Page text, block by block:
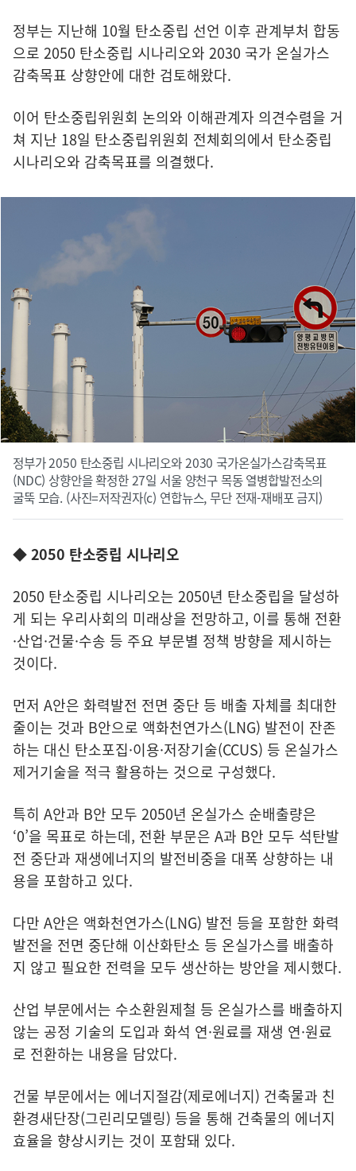
정부는 지난해 10월 탄소중립 선언 이후 관계부처 합동
으로 2050 탄소중립 시나리오와 2030 국가 온실가스
감축목표 상향안에 대한 검토해왔다.
이어 탄소중립위원회 논의와 이해관계자 의견수렴을 거
쳐 지난 18일 탄소중립위원회 전체회의에서 탄소중립
시나리오와 감축목표를 의결했다.
정부가 2050 탄소중립 시나리오와 2030 국가온실가스감축목표
(NDC) 상향안을 확정한 27일 서울 양천구 목동 열병합발전소의
굴뚝 모습. (사진=저작권자(c) 연합뉴스, 무단 전재-재배포 금지)
◆ 2050 탄소중립 시나리오
2050 탄소중립 시나리오는 2050년 탄소중립을 달성하
게 되는 우리사회의 미래상을 전망하고, 이를 통해 전환
·산업·건물·수송 등 주요 부문별 정책 방향을 제시하는
것이다.
먼저 A안은 화력발전 전면 중단 등 배출 자체를 최대한
줄이는 것과 B안으로 액화천연가스(LNG) 발전이 잔존
하는 대신 탄소포집·이용·저장기술(CCUS) 등 온실가스
제거기술을 적극 활용하는 것으로 구성했다.
특히 A안과 B안 모두 2050년 온실가스 순배출량은
‘0’을 목표로 하는데, 전환 부문은 A과 B안 모두 석탄발
전 중단과 재생에너지의 발전비중을 대폭 상향하는 내
용을 포함하고 있다.
다만 A안은 액화천연가스(LNG) 발전 등을 포함한 화력
발전을 전면 중단해 이산화탄소 등 온실가스를 배출하
지 않고 필요한 전력을 모두 생산하는 방안을 제시했다.
산업 부문에서는 수소환원제철 등 온실가스를 배출하지
않는 공정 기술의 도입과 화석 연·원료를 재생 연·원료
로 전환하는 내용을 담았다.
건물 부문에서는 에너지절감(제로에너지) 건축물과 친
환경새단장(그린리모델링) 등을 통해 건축물의 에너지
효율을 향상시키는 것이 포함돼 있다.